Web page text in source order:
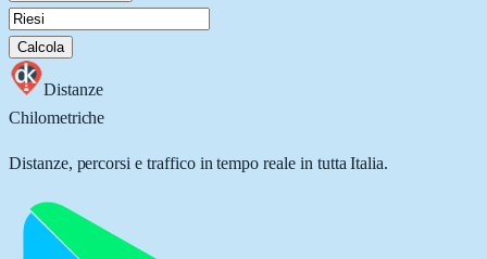
Calcola
Distanze
Chilometriche
Distanze, percorsi e traffico in tempo reale in tutta Italia.